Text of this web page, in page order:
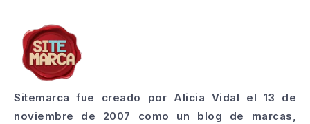
Sitemarca fue creado por Alicia Vidal el 13 de
noviembre de 2007 como un blog de marcas,